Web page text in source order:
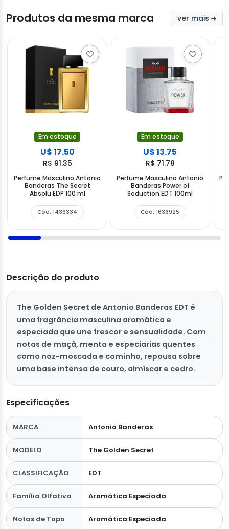
Produtos da mesma marca ver mais
Em estoque
U$ 17.50
R$ 91.35
Perfume Masculino Antonio
Banderas The Secret
Absolu EDP 100 ml
Cód. 1436334
Em estoque
U$ 13.75
R$ 71.78
Perfume Masculino Antonio
Banderas Power of
Seduction EDT 100ml
Cód. 1636925
Descrição do produto
The Golden Secret de Antonio Banderas EDT é
uma fragrância masculina aromática e
especiada que une frescor e sensualidade. Com
notas de maçã, menta e especiarias quentes
como noz-moscada e cominho, repousa sobre
uma base intensa de couro, almíscar e cedro.
Especificações
MARCA Antonio Banderas
MODELO The Golden Secret
CLASSIFICAÇÃO EDT
Família Olfativa Aromática Especiada
Notas de Topo Aromática Especiada